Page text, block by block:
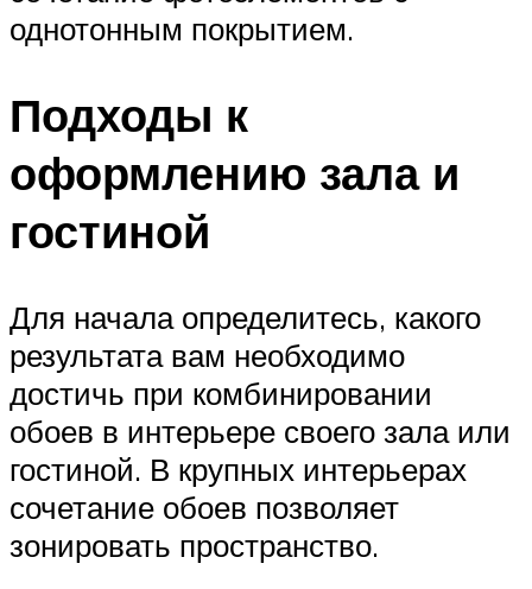
однотонным покрытием.
Подходы к
оформлению зала и
гостиной
Для начала определитесь, какого
результата вам необходимо
достичь при комбинировании
обоев в интерьере своего зала или
гостиной. В крупных интерьерах
сочетание обоев позволяет
зонировать пространство.